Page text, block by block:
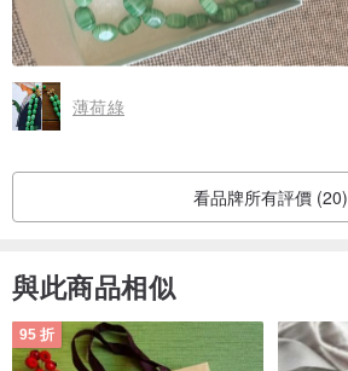
薄荷綠
看品牌所有評價 (20)
與此商品相似
95 折